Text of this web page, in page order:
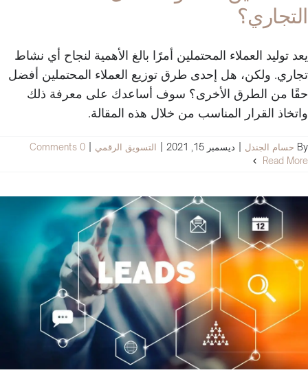
التجاري؟
يعد توليد العملاء المحتملين أمرًا بالغ الأهمية لنجاح أي نشاط
تجاري. ولكن، هل إحدى طرق توزيع العملاء المحتملين أفضل
حقًا من الطرق الأخرى؟ سوف أساعدك على معرفة ذلك
واتخاذ القرار المناسب من خلال هذه المقالة.
By حسام الجندل ديسمبر 15, 2021 التسويق الرقمي
0 Comments
Read More